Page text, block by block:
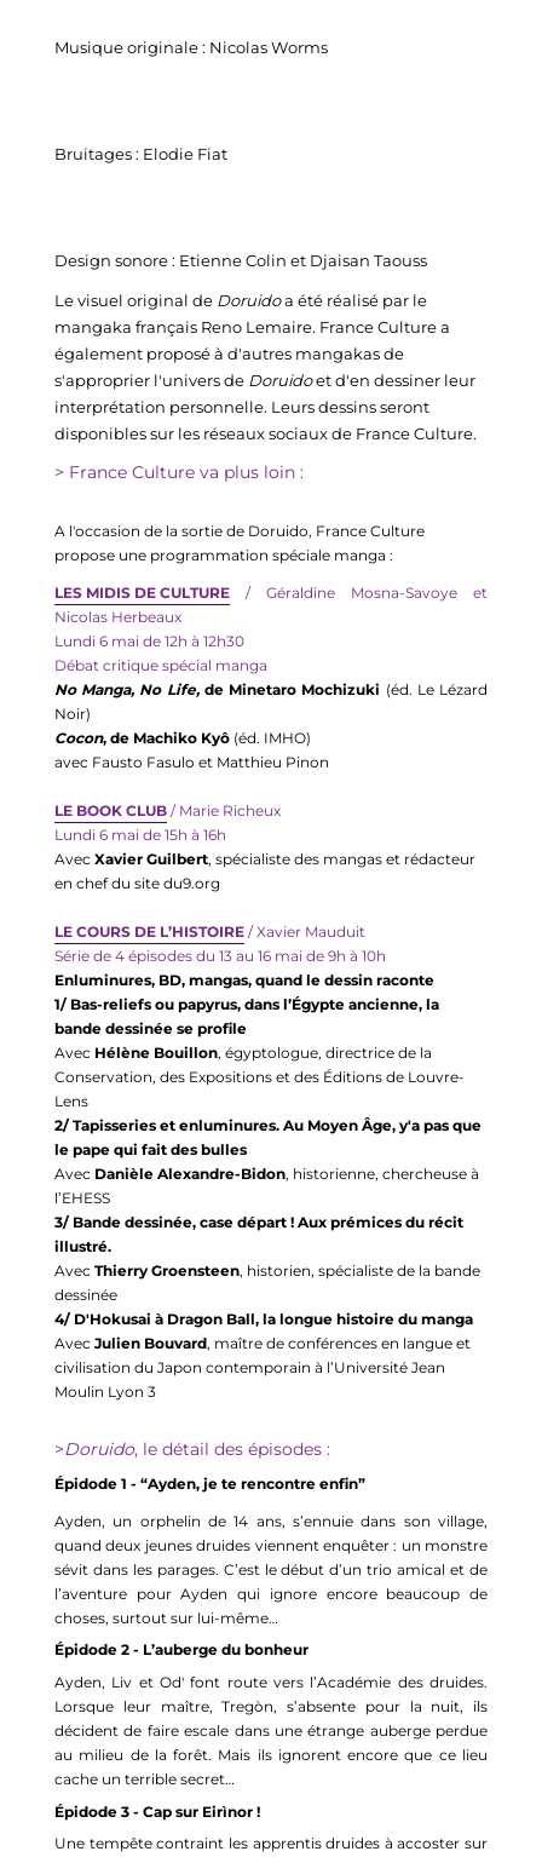
Musique originale : Nicolas Worms
Bruitages : Elodie Fiat
Design sonore : Etienne Colin et Djaisan Taouss
Le visuel original de Doruido
mangaka français Reno Lemaire. France Culture a
également proposé à d'autres mangakas de
s'approprier l'univers de Doruidoet d'en dessiner leur
interprétation personnelle. Leurs dessins seront
disponibles sur les réseaux sociaux de France Culture.
> France Culture va plus loin :
A l'occasion de la sortie de Doruido, France Culture
propose une programmation spéciale manga :
LES MIDIS DE CULTURE / Géraldine Mosna-Savoye et
Nicolas Herbeaux
Lundi 6 mai de 12h à 12h30
Débat critique spécial manga
No Manga, No Life, de Minetaro Mochizuki (éd. Le Lézard
Noir)
Cocon, de Machiko Kyô (éd. IMHO)
avec Fausto Fasulo et Matthieu Pinon
LE BOOK CLUB / Marie Richeux
Lundi 6 mai de 15h à 16h
Avec Xavier Guilbert, spécialiste des mangas et rédacteur
en chef du site du9.org
LE COURS DE L’HISTOIRE / Xavier Mauduit
Série de 4 épisodes du 13 au 16 mai de 9h à 10h
Enluminures, BD, mangas, quand le dessin raconte
1/ Bas-reliefs ou papyrus, dans l’Égypte ancienne, la
bande dessinée se profile
Avec Hélène Bouillon, égyptologue, directrice de la
Conservation, des Expositions et des Éditions de Louvre-
Lens
2/ Tapisseries et enluminures. Au Moyen Âge, y'a pas que
le pape qui fait des bulles
Avec Danièle Alexandre-Bidon, historienne, chercheuse à
l’EHESS
3/ Bande dessinée, case départ ! Aux prémices du récit
illustré.
Avec Thierry Groensteen, historien, spécialiste de la bande
dessinée
4/ D'Hokusai à Dragon Ball, la longue histoire du manga
Avec Julien Bouvard, maître de conférences en langue et
civilisation du Japon contemporain à l’Université Jean
Moulin Lyon 3
>Doruido, le détail des épisodes :
Épidode 1 - “Ayden, je te rencontre enfin”
Ayden, un orphelin de 14 ans, s’ennuie dans son village,
quand deux jeunes druides viennent enquêter : un monstre
sévit dans les parages. C’est le début d’un trio amical et de
l’aventure pour Ayden qui ignore encore beaucoup de
choses, surtout sur lui-même…
Épidode 2 - L’auberge du bonheur
Ayden, Liv et Od' font route vers l’Académie des druides.
Lorsque leur maître, Tregòn, s’absente pour la nuit, ils
décident de faire escale dans une étrange auberge perdue
au milieu de la forêt. Mais ils ignorent encore que ce lieu
cache un terrible secret…
Épidode 3 - Cap sur Eirìnor !